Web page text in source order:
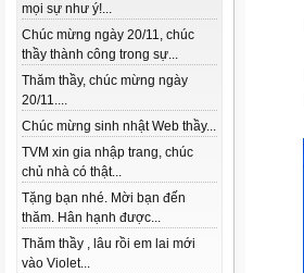
mọi sự như ý!...
Chúc mừng ngày 20/11, chúc
thầy thành công trong sự...
Thăm thầy, chúc mừng ngày
20/11....
Chúc mừng sinh nhật Web thầy...
TVM xin gia nhập trang, chúc
chủ nhà có thật...
Tặng bạn nhé. Mời bạn đến
thăm. Hân hạnh được...
Thăm thầy , lâu rồi em lai mới
vào Violet...